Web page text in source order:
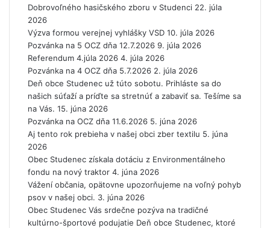
u
t
e
č
e
n
c
o
m
z
U
k
r
a
j
i
n
y
Dobrovoľného hasičského zboru v Studenci 22. júla
2026
Výzva formou verejnej vyhlášky VSD 10. júla 2026
Pozvánka na 5 OCZ dňa 12.7.2026 9. júla 2026
Referendum 4.júla 2026 4. júla 2026
Pozvánka na 4 OCZ dňa 5.7.2026 2. júla 2026
Deň obce Studenec už túto sobotu. Prihláste sa do
našich súťaží a príďte sa stretnúť a zabaviť sa. Tešíme sa
na Vás. 15. júna 2026
Pozvánka na OCZ dňa 11.6.2026 5. júna 2026
Aj tento rok prebieha v našej obci zber textilu 5. júna
2026
Obec Studenec získala dotáciu z Environmentálneho
fondu na nový traktor 4. júna 2026
Vážení občania, opätovne upozorňujeme na voľný pohyb
psov v našej obci. 3. júna 2026
Obec Studenec Vás srdečne pozýva na tradičné
kultúrno-športové podujatie Deň obce Studenec, ktoré